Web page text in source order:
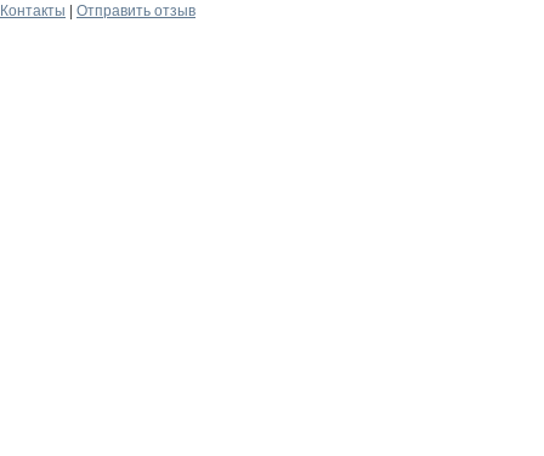
Контакты
Отправить отзыв